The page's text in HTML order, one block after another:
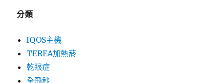
分類
IQOS主機
TEREA加熱菸
乾眼症
全飛秒